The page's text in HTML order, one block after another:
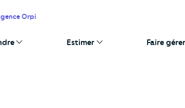
Orpi
Estimer Faire gérer